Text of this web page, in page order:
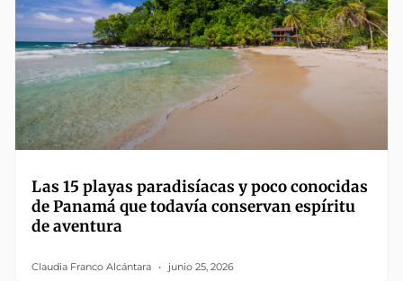
Las 15 playas paradisíacas y poco conocidas
de Panamá que todavía conservan espíritu
de aventura
Claudia Franco Alcántara junio 25, 2026